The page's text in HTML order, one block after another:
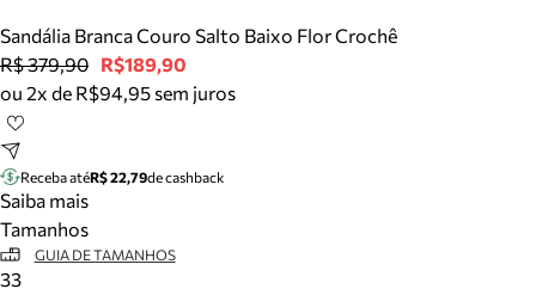
Tamanco
Tênis
Mule
Tire dúvidas sobre pedidos, devoluções e mais.
Meus pedidos
Acompanhe seus pedidos e solicite devoluções.
Sandália Branca Couro Salto Baixo Flor Crochê
R$ 379,90 R$189,90
ou 2x de R$94,95 sem juros
Receba atéR$ 22,79de cashback
Saiba mais
Tamanhos
GUIA DE TAMANHOS
33